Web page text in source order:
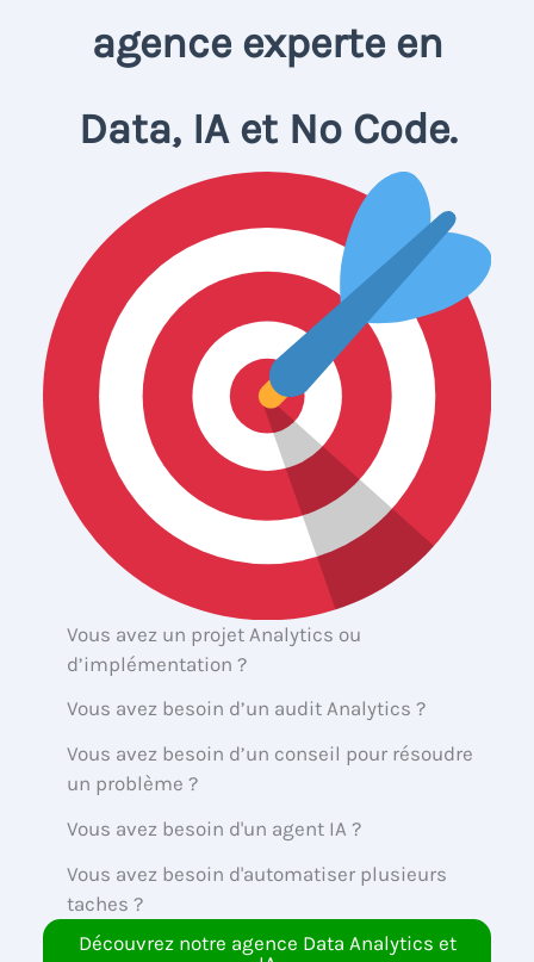
agence experte en
Data, IA et No Code.
Vous avez un projet Analytics ou
d’implémentation ?
Vous avez besoin d’un audit Analytics ?
Vous avez besoin d’un conseil pour résoudre
un problème ?
Vous avez besoin d'un agent IA ?
Vous avez besoin d'automatiser plusieurs
taches ?
Découvrez notre agence Data Analytics et